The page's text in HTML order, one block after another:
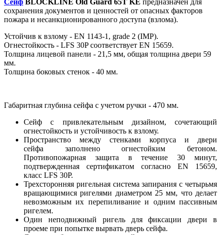
сохранения документов и ценностей от опасных факторов
пожара и несанкционированного доступа (взлома).
Устойчив к взлому - EN 1143-1, grade 2 (IMP).
Огнестойкость - LFS 30P соответствует EN 15659.
Толщина лицевой панели - 21,5 мм, общая толщина двери 59
мм.
Толщина боковых стенок - 40 мм.
Габаритная глубина сейфа с учетом ручки - 470 мм.
Сейф с привлекательным дизайном, сочетающий
огнестойкость и устойчивость к взлому.
Пространство между стенками корпуса и двери
сейфа заполнено огнестойким бетоном.
Противопожарная защита в течение 30 минут,
подтвержденная сертификатом согласно EN 15659,
класс LFS 30P.
Трехсторонняя ригельная система запирания с четырьмя
вращающимися ригелями диаметром 25 мм, что делает
невозможным их перепиливание и одним пассивным
ригелем.
Один неподвижный ригель для фиксации двери в
проеме при попытке вырвать дверь сейфа.